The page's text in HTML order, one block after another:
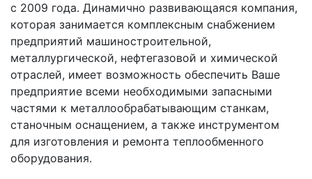
с 2009 года. Динамично развивающаяся компания,
которая занимается комплексным снабжением
предприятий машиностроительной,
металлургической, нефтегазовой и химической
отраслей, имеет возможность обеспечить Ваше
предприятие всеми необходимыми запасными
частями к металлообрабатывающим станкам,
станочным оснащением, а также инструментом
для изготовления и ремонта теплообменного
оборудования.